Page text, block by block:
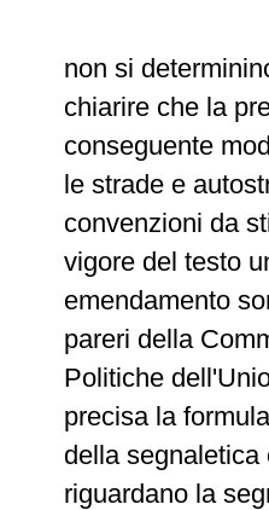
non si
chiarire che la
conseguente
le strade e
convenzioni da
vigore del testo
emendamento
pareri della
Politiche
precisa la
della
riguardano la